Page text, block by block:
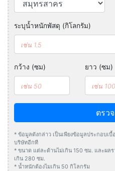
ระบุน้ำหนักพัสดุ (กิโลกรัม)
กว้าง (ซม) ยาว (ซม)
ตรว
* ข้อมูลดังกล่าว เป็นเพียงข้อมูลประกอบเ
บริษัทอีกที
* ขนาด แต่ละด้านไม่เกิน 150 ซม. และผล
เกิน 280 ซม.
* น้ำหนักต้องไมเกิน 50 กิโลกรัม